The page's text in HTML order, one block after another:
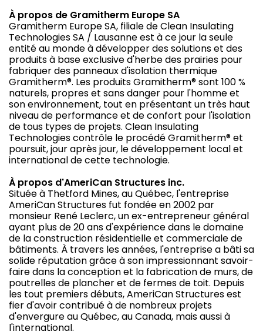
À propos de Gramitherm Europe SA
Gramitherm Europe SA, filiale de Clean Insulating
Technologies SA / Lausanne est à ce jour la seule
entité au monde à développer des solutions et des
produits à base exclusive d'herbe des prairies pour
fabriquer des panneaux d'isolation thermique
Gramitherm®. Les produits Gramitherm® sont 100 %
naturels, propres et sans danger pour l'homme et
son environnement, tout en présentant un très haut
niveau de performance et de confort pour l'isolation
de tous types de projets. Clean Insulating
Technologies contrôle le procédé Gramitherm® et
poursuit, jour après jour, le développement local et
international de cette technologie.
À propos d'AmeriCan Structures inc.
Située à Thetford Mines, au Québec, l'entreprise
AmeriCan Structures fut fondée en 2002 par
monsieur René Leclerc, un ex-entrepreneur général
ayant plus de 20 ans d'expérience dans le domaine
de la construction résidentielle et commerciale de
bâtiments. À travers les années, l'entreprise a bâti sa
solide réputation grâce à son impressionnant savoir-
faire dans la conception et la fabrication de murs, de
poutrelles de plancher et de fermes de toit. Depuis
les tout premiers débuts, AmeriCan Structures est
fier d'avoir contribué à de nombreux projets
d'envergure au Québec, au Canada, mais aussi à
l'international.